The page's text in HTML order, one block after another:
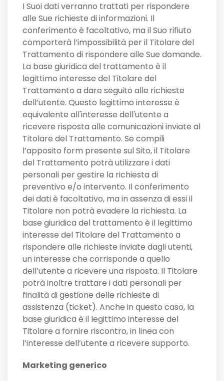
I Suoi dati verranno trattati per rispondere
alle Sue richieste di informazioni. Il
conferimento è facoltativo, ma il Suo rifiuto
comporterà l’impossibilità per il Titolare del
Trattamento di rispondere alle Sue domande.
La base giuridica del trattamento è il
legittimo interesse del Titolare del
Trattamento a dare seguito alle richieste
dell’utente. Questo legittimo interesse è
equivalente all'interesse dell'utente a
ricevere risposta alle comunicazioni inviate al
Titolare del Trattamento. Se compili
l’apposito form presente sul Sito, il Titolare
del Trattamento potrà utilizzare i dati
personali per gestire la richiesta di
preventivo e/o intervento. Il conferimento
dei dati è facoltativo, ma in assenza di essi il
Titolare non potrà evadere la richiesta. La
base giuridica del trattamento è il legittimo
interesse del Titolare del Trattamento a
rispondere alle richieste inviate dagli utenti,
un interesse che corrisponde a quello
dell’utente a ricevere una risposta. Il Titolare
potrà inoltre trattare i dati personali per
finalità di gestione delle richieste di
assistenza (ticket). Anche in questo caso, la
base giuridica è il legittimo interesse del
Titolare a fornire riscontro, in linea con
l’interesse dell’utente a ricevere supporto.
Marketing generico